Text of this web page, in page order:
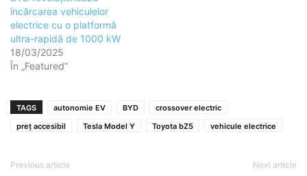
încărcarea vehiculelor
electrice cu o platformă
ultra-rapidă de 1000 kW
18/03/2025
În „Featured”
TAGS autonomie EV BYD
crossover electric
preț accesibil
Tesla Model Y Toyota bZ5 vehicule electrice
Previous article Next article